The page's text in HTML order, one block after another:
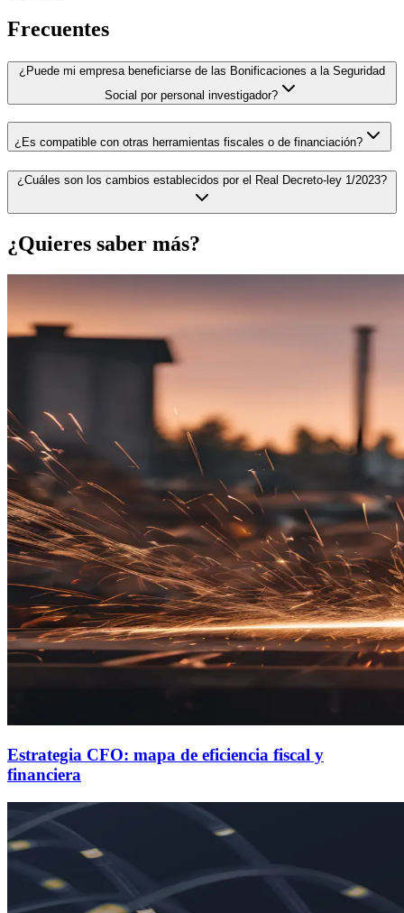
Frecuentes
¿Puede mi empresa beneficiarse de las Bonificaciones a la Seguridad
Social por personal investigador?
¿Es compatible con otras herramientas fiscales o de financiación?
¿Cuáles son los cambios establecidos por el Real Decreto-ley 1/2023?
¿Quieres saber más?
Estrategia CFO: mapa de eficiencia fiscal y
financiera